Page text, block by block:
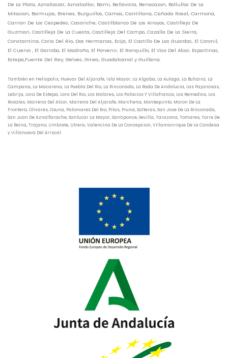
De La Plata, Aznalcazar, Aznalcollar, Bami, Bellavista, Benacazon, Bollullos De La
Mitacion, Bormujos, Brenes, Burguillos, Camas, Cantillana, Cañada Rosal, Carmona,
Carrion De Los Cespedes, Casariche, Castilblanco De Los Arroyos, Castilleja De
Guzman, Castilleja De La Cuesta, Castilleja Del Campo, Cazalla De La Sierra,
Constantina, Coria Del Rio, Dos Hermanas, Ecija, El Castillo De Las Guardas, El Coronil,
El Cuervo , El Garrobo, El Madroño, El Porvenir, El Ronquillo, El Viso Del Alcor, Espartinas,
Estepa,Fuente Del Rey, Gelves, Gines, Guadalcanal y Guillena.
También en Heliopolis, Huevar Del Aljarafe, Isla Mayor, La Algaba, La Aulaga, La Buhaira, La
Campana, La Macarena, La Puebla Del Rio, La Rinconada, La Roda De Andalucia, Las Pajanosas,
Lebrija, Lora De Estepa, Lora Del Rio, Los Molares, Los Palacios Y Villafranca, Los Remedios, Los
Rosales, Mairena Del Alcor, Mairena Del Aljarafe, Marchena, Montequinto, Moron De La
Frontera, Olivares, Osuna, Palomares Del Rio, Pilas, Pruna, Salteras, San Jose De La Rinconada,
San Juan De Aznalfarache, Sanlucar La Mayor, Santiponce, Sevilla, Tarazona, Tomares, Torre De
La Reina, Trajano, Umbrete, Utrera, Valencina De La Concepcion, Villamanrique De La Condesa
y Villanueva Del Ariscal.